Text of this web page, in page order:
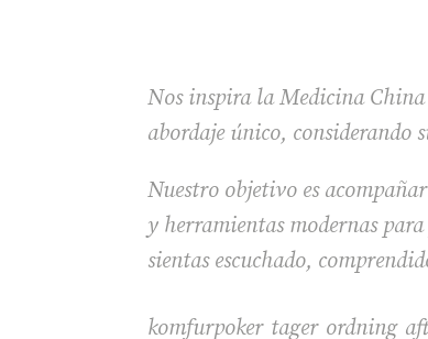
Nos inspira la Medicina
abordaje único, considerando
Nuestro objetivo es
y herramientas modernas
sientas escuchado,
komfurpoker tager ordning